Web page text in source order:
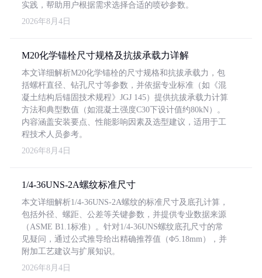
实践，帮助用户根据需求选择合适的喷砂参数。
2026年8月4日
M20化学锚栓尺寸规格及抗拔承载力详解
本文详细解析M20化学锚栓的尺寸规格和抗拔承载力，包
括螺杆直径、钻孔尺寸等参数，并依据专业标准（如《混
凝土结构后锚固技术规程》JGJ 145）提供抗拔承载力计算
方法和典型数值（如混凝土强度C30下设计值约80kN）。
内容涵盖安装要点、性能影响因素及选型建议，适用于工
程技术人员参考。
2026年8月4日
1/4-36UNS-2A螺纹标准尺寸
本文详细解析1/4-36UNS-2A螺纹的标准尺寸及底孔计算，
包括外径、螺距、公差等关键参数，并提供专业数据来源
（ASME B1.1标准）。针对1/4-36UNS螺纹底孔尺寸的常
见疑问，通过公式推导给出精确推荐值（Φ5.18mm），并
附加工艺建议与扩展知识。
2026年8月4日